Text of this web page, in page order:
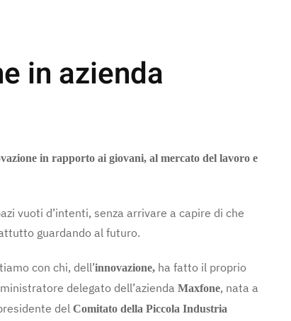
in azienda
in rapporto ai giovani, al mercato del lavoro e
vuoti d’intenti, senza arrivare a capire di che
guardando al futuro.
con chi, dell’innovazione, ha fatto il proprio
delegato dell’azienda Maxfone, nata a
del Comitato della Piccola Industria